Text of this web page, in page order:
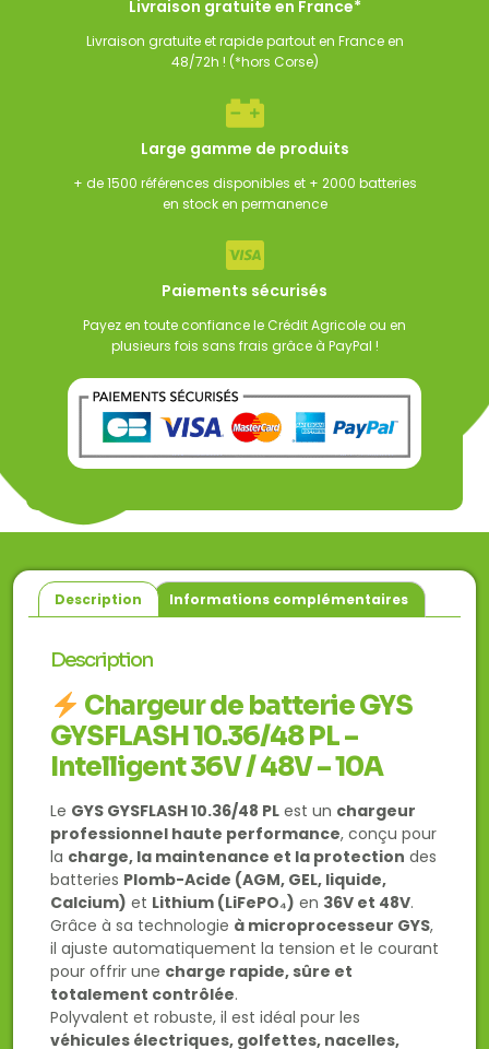
Livraison gratuite en France*
Livraison gratuite et rapide partout en France en
48/72h ! (*hors Corse)
Large gamme de produits
+ de 1500 références disponibles et + 2000 batteries
en stock en permanence
Paiements sécurisés
Payez en toute confiance le Crédit Agricole ou en
plusieurs fois sans frais grâce à PayPal !
Description Informations complémentaires
Description
Chargeur de batterie GYS
GYSFLASH 10.36/48 PL –
Intelligent 36V / 48V – 10A
Le GYS GYSFLASH 10.36/48 PL est un chargeur
professionnel haute performance, conçu pour
la charge, la maintenance et la protection des
batteries Plomb-Acide (AGM, GEL, liquide,
Calcium) et Lithium (LiFePO₄) en 36V et 48V.
Grâce à sa technologie à microprocesseur GYS,
il ajuste automatiquement la tension et le courant
pour offrir une charge rapide, sûre et
totalement contrôlée.
Polyvalent et robuste, il est idéal pour les
véhicules électriques, golfettes, nacelles,